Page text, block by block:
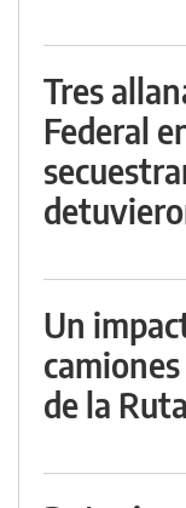
Tres
Federal
Un
de la